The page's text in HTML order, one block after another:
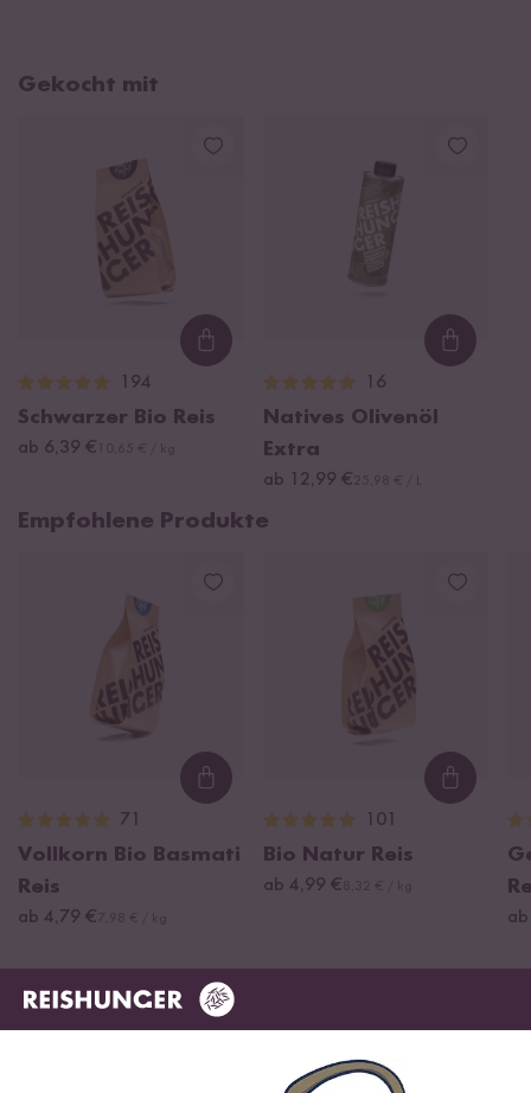
Gekocht mit
Loading...
194
Schwarzer Bio Reis
ab 6,39 €
16
Natives Olivenöl
Extra
ab 12,99 €
Empfohlene Produkte
Loading...
71
Vollkorn Bio Basmati
Reis
ab 4,79 €
101
Bio Natur Reis
ab 4,99 €